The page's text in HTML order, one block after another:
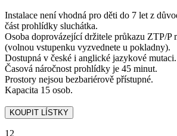
Instalace není vhodná pro děti do 7 let z
část prohlídky sluchátka.
Osoba doprovázející držitele průkazu ZTP/P
(volnou vstupenku vyzvednete u pokladny).
Dostupná v české i anglické jazykové mutaci.
Časová náročnost prohlídky je 45 minut.
Prostory nejsou bezbariérově přístupné.
Kapacita 15 osob.
12